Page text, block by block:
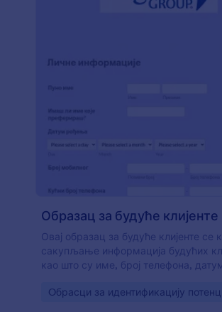
Образац за будуће клијенте
Овај образац за будуће клијенте се
сакупљање информација будућих
као што су име, број телефона,
користан финансијским
Go to Category:
Oбрасци за идентификацију